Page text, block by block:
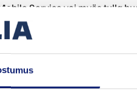
Service voi myös tulla
korikorjaamo, mikäli autoosi